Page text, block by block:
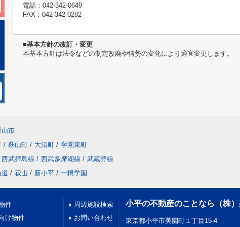
電話：042-342-0649
FAX：042-342-0282
■基本方針の改訂・変更
本基本方針は法令などの制定改廃や情勢の変化により適宜変更します。
山市
/ 萩山町 / 大沼町 / 学園東町
西武拝島線 / 西武多摩湖線 / 武蔵野線
/ 萩山 / 新小平 / 一橋学園
件
け物件
周辺施設検索
お問い合わせ
小平の不動産のことなら（株
東京都小平市美園町１丁目15-4